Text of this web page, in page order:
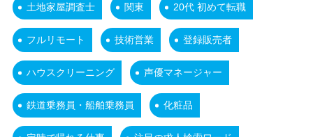
土地家屋調査士 関東 20代 初めて転職
フルリモート 技術営業 登録販売者
ハウスクリーニング 声優マネージャー
鉄道乗務員・船舶乗務員 化粧品